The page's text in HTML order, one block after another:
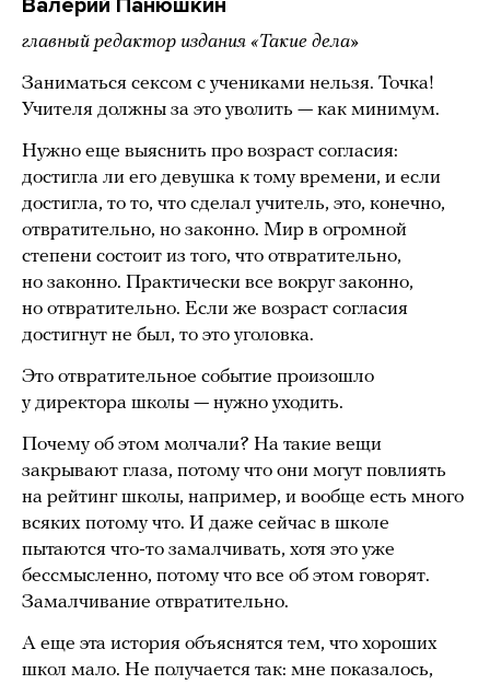
Валерий Панюшкин
главный редактор издания «Такие дела»
Заниматься сексом с учениками нельзя. Точка!
Учителя должны за это уволить — как минимум.
Нужно еще выяснить про возраст согласия:
достигла ли его девушка к тому времени, и если
достигла, то то, что сделал учитель, это, конечно,
отвратительно, но законно. Мир в огромной
степени состоит из того, что отвратительно,
но законно. Практически все вокруг законно,
но отвратительно. Если же возраст согласия
достигнут не был, то это уголовка.
Это отвратительное событие произошло
у директора школы — нужно уходить.
Почему об этом молчали? На такие вещи
закрывают глаза, потому что они могут повлиять
на рейтинг школы, например, и вообще есть много
всяких потому что. И даже сейчас в школе
пытаются что-то замалчивать, хотя это уже
бессмысленно, потому что все об этом говорят.
Замалчивание отвратительно.
А еще эта история объяснятся тем, что хороших
школ мало. Не получается так: мне показалось,